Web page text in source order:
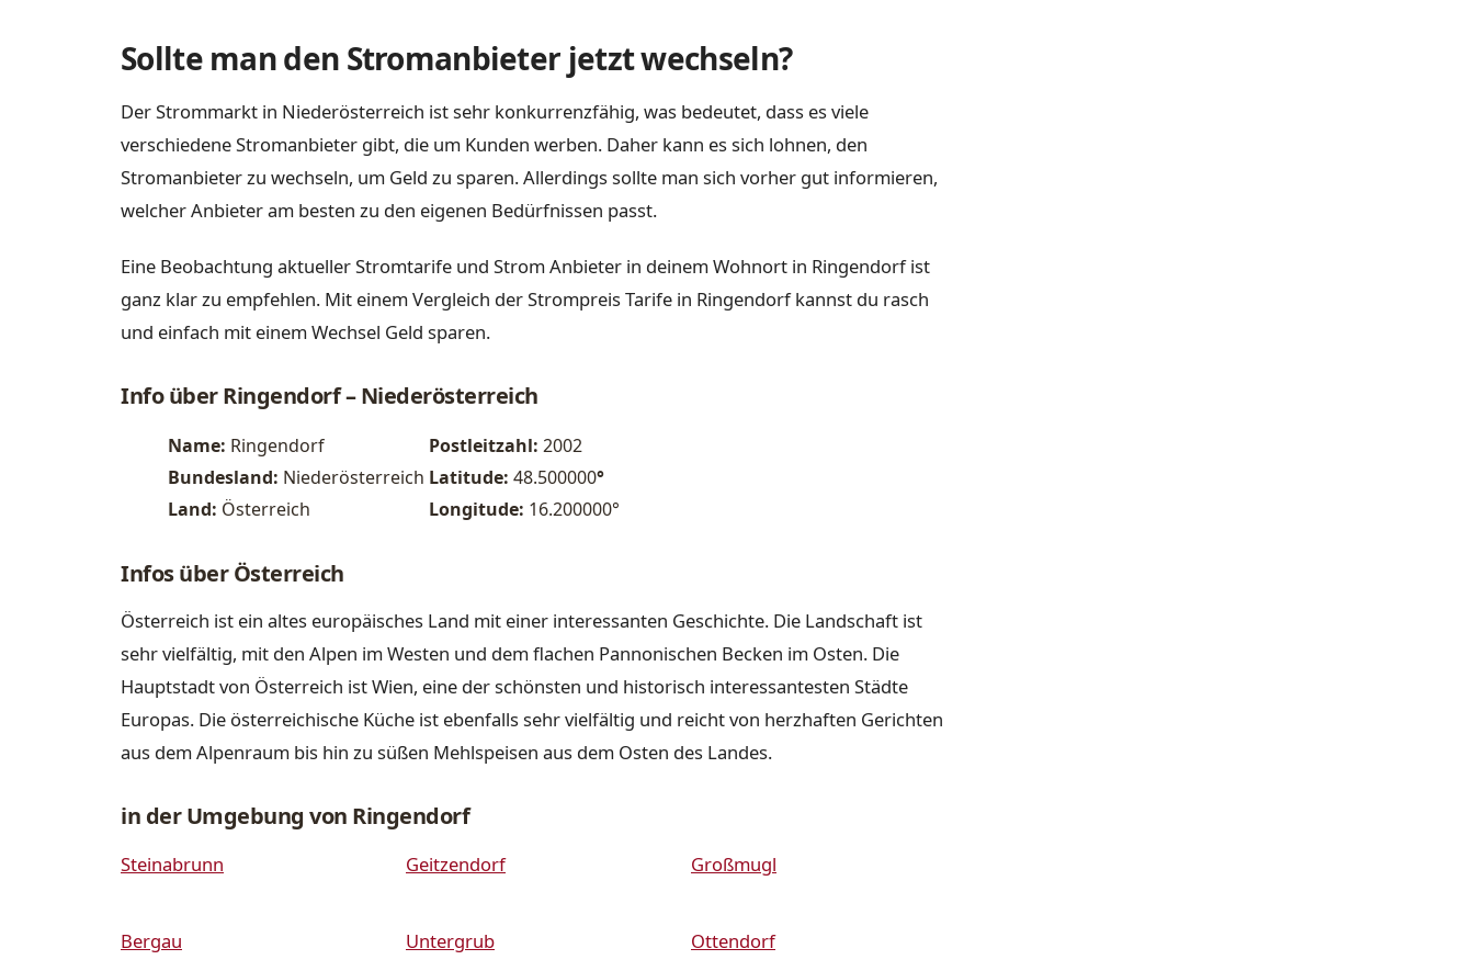
Sollte man den Stromanbieter jetzt wechseln?
Der Strommarkt in Niederösterreich ist sehr konkurrenzfähig, was bedeutet, dass es viele
verschiedene Stromanbieter gibt, die um Kunden werben. Daher kann es sich lohnen, den
Stromanbieter zu wechseln, um Geld zu sparen. Allerdings sollte man sich vorher gut informieren,
welcher Anbieter am besten zu den eigenen Bedürfnissen passt.
Eine Beobachtung aktueller Stromtarife und Strom Anbieter in deinem Wohnort in Ringendorf ist
ganz klar zu empfehlen. Mit einem Vergleich der Strompreis Tarife in Ringendorf kannst du rasch
und einfach mit einem Wechsel Geld sparen.
Info über Ringendorf – Niederösterreich
Name: Ringendorf Postleitzahl: 2002
Bundesland: Niederösterreich Latitude: 48.500000°
Land: Österreich Longitude: 16.200000°
Infos über Österreich
Österreich ist ein altes europäisches Land mit einer interessanten Geschichte. Die Landschaft ist
sehr vielfältig, mit den Alpen im Westen und dem flachen Pannonischen Becken im Osten. Die
Hauptstadt von Österreich ist Wien, eine der schönsten und historisch interessantesten Städte
Europas. Die österreichische Küche ist ebenfalls sehr vielfältig und reicht von herzhaften Gerichten
aus dem Alpenraum bis hin zu süßen Mehlspeisen aus dem Osten des Landes.
in der Umgebung von Ringendorf
Steinabrunn Geitzendorf Großmugl
Bergau Untergrub Ottendorf